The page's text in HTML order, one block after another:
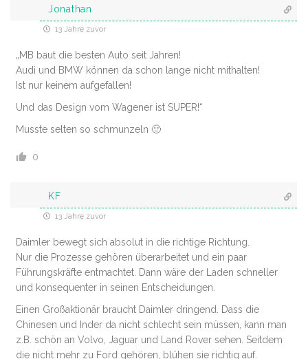
Jonathan
13 Jahre zuvor
„MB baut die besten Auto seit Jahren!
Audi und BMW können da schon lange nicht mithalten!
Ist nur keinem aufgefallen!
Und das Design vom Wagener ist SUPER!“
Musste selten so schmunzeln 🙂
0
KF
13 Jahre zuvor
Daimler bewegt sich absolut in die richtige Richtung.
Nur die Prozesse gehören überarbeitet und ein paar
Führungskräfte entmachtet. Dann wäre der Laden schneller
und konsequenter in seinen Entscheidungen.
Einen Großaktionär braucht Daimler dringend. Dass die
Chinesen und Inder da nicht schlecht sein müssen, kann man
z.B. schön an Volvo, Jaguar und Land Rover sehen. Seitdem
die nicht mehr zu Ford gehören, blühen sie richtig auf.